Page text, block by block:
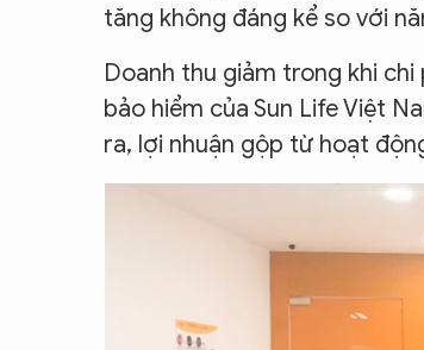
tăng không đáng kể so với
Doanh thu giảm trong khi
bảo hiểm của Sun Life Việt
ra, lợi nhuận gộp từ hoạt